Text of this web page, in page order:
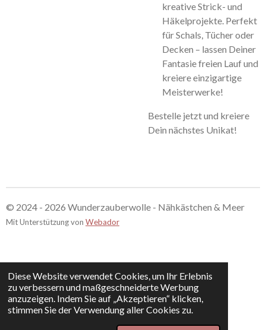
Diese Website verwendet Cookies, um Ihr Erlebnis
zu verbessern und maßgeschneiderte Werbung
anzuzeigen. Indem Sie auf „Akzeptieren“ klicken,
stimmen Sie der Verwendung aller Cookies zu.
kreative Strick- und
Häkelprojekte. Perfekt
für Schals, Tücher oder
Decken – lassen Deiner
Fantasie freien Lauf und
kreiere einzigartige
Meisterwerke!
Bestelle jetzt und kreiere
Dein nächstes Unikat!
© 2024 - 2026 Wunderzauberwolle - Nähkästchen & Meer
Mit Unterstützung von Webador